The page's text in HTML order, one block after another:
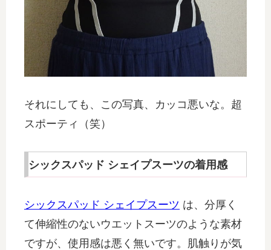
それにしても、この写真、カッコ悪いな。超
スポーティ（笑）
シックスパッド シェイプスーツの着用感
シックスパッド シェイプスーツ は、分厚く
て伸縮性のないウエットスーツのような素材
ですが、使用感は悪く無いです。肌触りが気